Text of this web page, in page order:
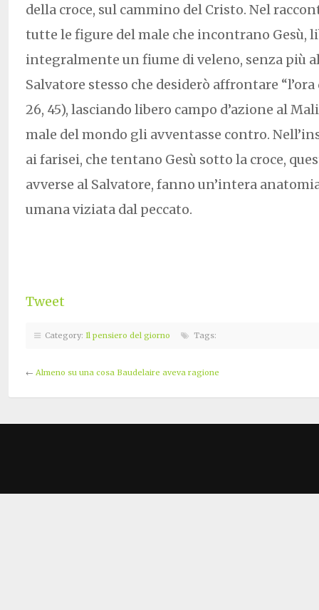
della croce, sul cammino del Cristo. Nel
tutte le figure del male che incontrano Gesù,
integralmente un fiume di veleno, senza più
Salvatore stesso che desiderò affrontare
26, 45), lasciando libero campo d’azione al
male del mondo gli avventasse contro.
ai farisei, che tentano Gesù sotto la croce,
avverse al Salvatore, fanno un’intera
umana viziata dal peccato.
Tweet
Category: Il pensiero del giorno Tags:
← Almeno su una cosa Baudelaire aveva ragione